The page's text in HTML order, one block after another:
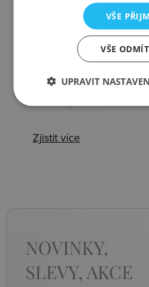
Zjistit více
NOVINKY,
SLEVY, AKCE
VŠE
VŠE
UPRAVIT